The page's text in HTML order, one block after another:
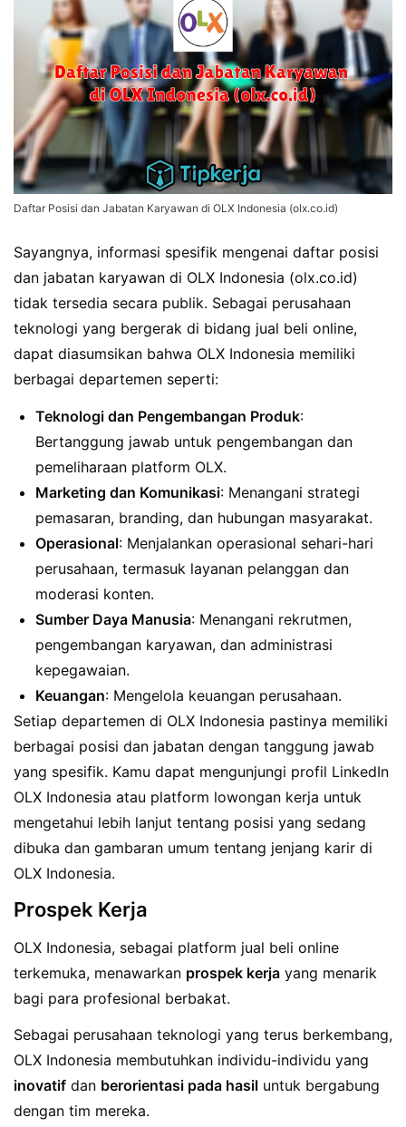
Daftar Posisi dan Jabatan Karyawan di OLX Indonesia (olx.co.id)
Sayangnya, informasi spesifik mengenai daftar posisi
dan jabatan karyawan di OLX Indonesia (olx.co.id)
tidak tersedia secara publik. Sebagai perusahaan
teknologi yang bergerak di bidang jual beli online,
dapat diasumsikan bahwa OLX Indonesia memiliki
berbagai departemen seperti:
Teknologi dan Pengembangan Produk:
Bertanggung jawab untuk pengembangan dan
pemeliharaan platform OLX.
Marketing dan Komunikasi: Menangani strategi
pemasaran, branding, dan hubungan masyarakat.
Operasional: Menjalankan operasional sehari-hari
perusahaan, termasuk layanan pelanggan dan
moderasi konten.
Sumber Daya Manusia: Menangani rekrutmen,
pengembangan karyawan, dan administrasi
kepegawaian.
Keuangan: Mengelola keuangan perusahaan.
Setiap departemen di OLX Indonesia pastinya memiliki
berbagai posisi dan jabatan dengan tanggung jawab
yang spesifik. Kamu dapat mengunjungi profil LinkedIn
OLX Indonesia atau platform lowongan kerja untuk
mengetahui lebih lanjut tentang posisi yang sedang
dibuka dan gambaran umum tentang jenjang karir di
OLX Indonesia.
Prospek Kerja
OLX Indonesia, sebagai platform jual beli online
terkemuka, menawarkan prospek kerja yang menarik
bagi para profesional berbakat.
Sebagai perusahaan teknologi yang terus berkembang,
OLX Indonesia membutuhkan individu-individu yang
inovatif dan berorientasi pada hasil untuk bergabung
dengan tim mereka.